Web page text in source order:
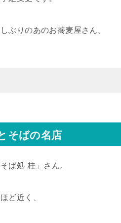
ぶりのあのお蕎麦屋さん。
そばの名店
ば処 桂」さん。
ど近く、